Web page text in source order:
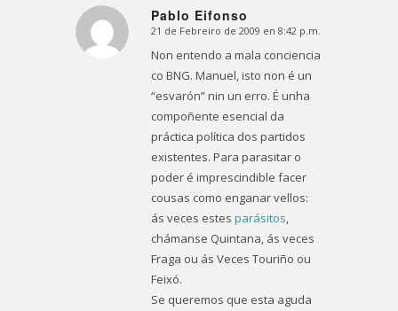
Pablo Eifonso
Dice:
21 de Febreiro de 2009 en 8:42 p.m.
Non entendo a mala conciencia
co BNG. Manuel, isto non é un
“esvarón” nin un erro. É unha
compoñente esencial da
práctica política dos partidos
existentes. Para parasitar o
poder é imprescindible facer
cousas como enganar vellos:
ás veces estes parásitos,
chámanse Quintana, ás veces
Fraga ou ás Veces Touriño ou
Feixó.
Se queremos que esta aguda